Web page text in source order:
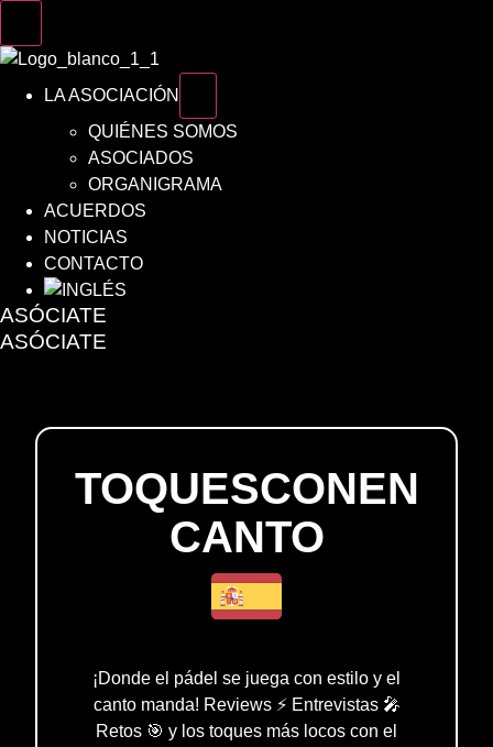
LA ASOCIACIÓN
QUIÉNES SOMOS
ASOCIADOS
ORGANIGRAMA
ACUERDOS
NOTICIAS
CONTACTO
ASÓCIATE
ASÓCIATE
TOQUESCONEN
CANTO
¡Donde el pádel se juega con estilo y el
canto manda! Reviews ⚡ Entrevistas 🎤
Retos 🎯 y los toques más locos con el